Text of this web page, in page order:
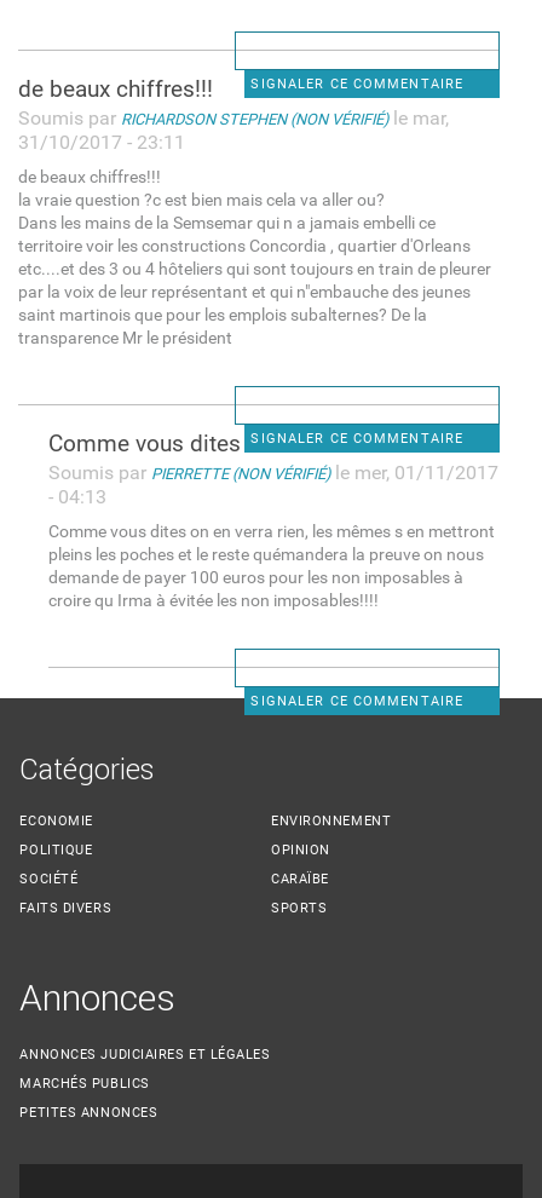
SIGNALER CE COMMENTAIRE
de beaux chiffres!!!
Soumis par RICHARDSON STEPHEN (NON VÉRIFIÉ)le mar,
31/10/2017 - 23:11
de beaux chiffres!!!
la vraie question ?c est bien mais cela va aller ou?
Dans les mains de la Semsemar qui n a jamais embelli ce
territoire voir les constructions Concordia , quartier d'Orleans
etc....et des 3 ou 4 hôteliers qui sont toujours en train de pleurer
par la voix de leur représentant et qui n"embauche des jeunes
saint martinois que pour les emplois subalternes? De la
transparence Mr le président
SIGNALER CE COMMENTAIRE
Comme vous dites on en verra
Soumis par PIERRETTE (NON VÉRIFIÉ)le mer, 01/11/2017
- 04:13
Comme vous dites on en verra rien, les mêmes s en mettront
pleins les poches et le reste quémandera la preuve on nous
demande de payer 100 euros pour les non imposables à
croire qu Irma à évitée les non imposables!!!!
SIGNALER CE COMMENTAIRE
Catégories
ECONOMIE
POLITIQUE
SOCIÉTÉ
FAITS DIVERS
ENVIRONNEMENT
OPINION
CARAÏBE
SPORTS
Annonces
ANNONCES JUDICIAIRES ET LÉGALES
MARCHÉS PUBLICS
PETITES ANNONCES